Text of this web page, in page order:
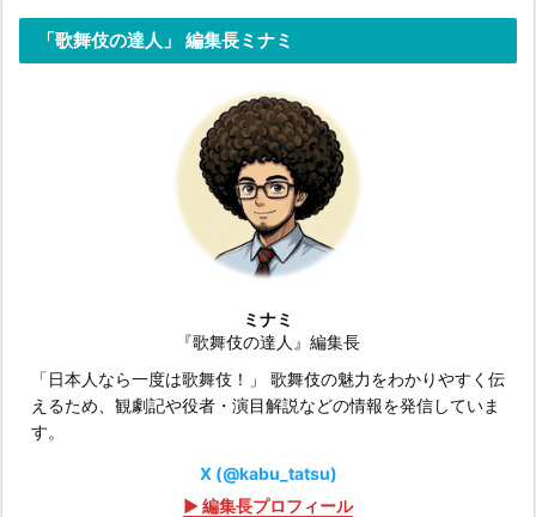
「歌舞伎の達人」 編集長ミナミ
ミナミ
『歌舞伎の達人』編集長
「日本人なら一度は歌舞伎！」 歌舞伎の魅力をわかりやすく伝
えるため、観劇記や役者・演目解説などの情報を発信していま
す。
X (@kabu_tatsu)
▶ 編集長プロフィール